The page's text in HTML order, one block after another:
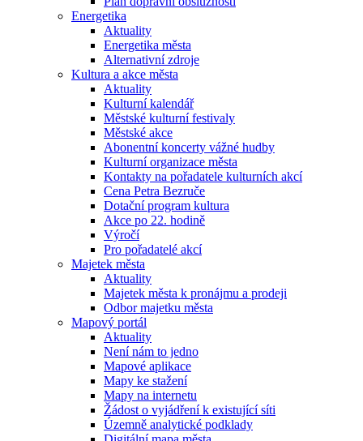
Energetika
Aktuality
Energetika města
Alternativní zdroje
Kultura a akce města
Aktuality
Kulturní kalendář
Městské kulturní festivaly
Městské akce
Abonentní koncerty vážné hudby
Kulturní organizace města
Kontakty na pořadatele kulturních akcí
Cena Petra Bezruče
Dotační program kultura
Akce po 22. hodině
Výročí
Pro pořadatelé akcí
Majetek města
Aktuality
Majetek města k pronájmu a prodeji
Odbor majetku města
Mapový portál
Aktuality
Není nám to jedno
Mapové aplikace
Mapy ke stažení
Mapy na internetu
Žádost o vyjádření k existující síti
Územně analytické podklady